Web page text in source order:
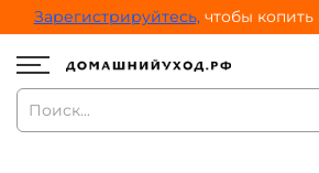
Зарегистрируйтесь,чтобы копить